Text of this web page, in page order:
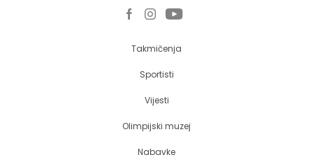
Takmičenja
Sportisti
Vijesti
Olimpijski muzej
Nabavke